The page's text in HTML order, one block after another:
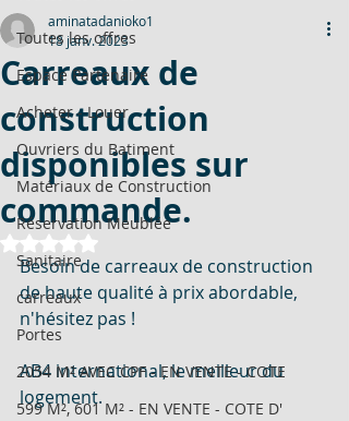
Toutes les offres
Espace Partenaire
Acheter - Louer
Ouvriers du Batiment
Matériaux de Construction
Réservation Meublée
Sanitaire
carreaux
Portes
2054 M² AVEC CPF - EN VENTE - COTE
599 M², 601 M² - EN VENTE - COTE D'
Carreaux de
construction
disponibles sur
commande.
aminatadanioko1
18 janv. 2023
Noté NaN étoiles sur 5.
Besoin de carreaux de construction
de haute qualité à prix abordable,
n'hésitez pas !
AB4 international, le meilleur du
logement.